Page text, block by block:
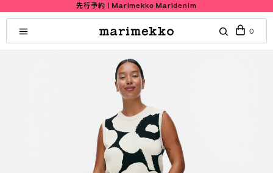
先行予約 | Marimekko Maridenim
0